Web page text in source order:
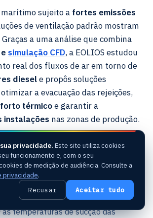
sujeito a fortes emissões
de ventilação padrão mostram
a uma análise que combina
simulação CFD, a EOLIOS estudou
real dos fluxos de ar em torno de
diesele propôs soluções
a evacuação das rejeições,
térmicoe garantir a
instalações nas zonas de produção.
as suas máscaras aeráulicas e os
nas suas condições
reais.
as temperaturas de sucção das
privacidade. Este site utiliza cookies
funcionamento e, com o seu
de medição de audiência. Consulte a
privacidade.
Recusar Aceitar tudo